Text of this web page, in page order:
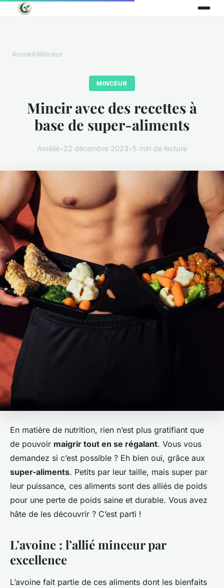
Accueil›Minceur
MINCEUR
Mincir avec des recettes à
base de super-aliments
Amélie•22 décembre 2023•5 min de lecture
En matière de nutrition, rien n’est plus gratifiant que
de pouvoir maigrir tout en se régalant. Vous vous
demandez si c’est possible ? Eh bien oui, grâce aux
super-aliments. Petits par leur taille, mais super par
leur puissance, ces aliments sont des alliés de poids
pour une perte de poids saine et durable. Vous avez
hâte de les découvrir ? C’est parti !
L’avoine : l’allié minceur par
excellence
L’avoine fait partie de ces aliments dont les bienfaits